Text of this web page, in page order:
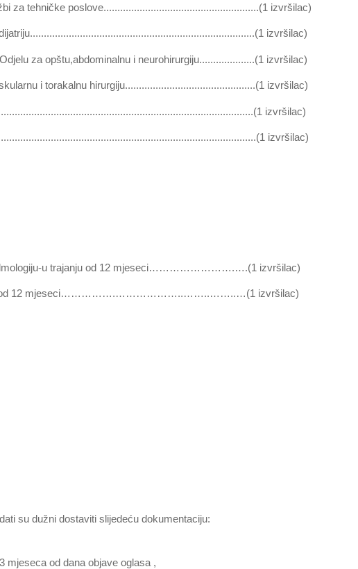
za tehničke poslove........................................................(1 izvršilac)
izvršilac)
za opštu,abdominalnu i neurohirurgiju....................(1 izvršilac)
i torakalnu hirurgiju...............................................(1 izvršilac)
izvršilac)
izvršilac)
u trajanju od 12 mjeseci…………………….….(1 izvršilac)
od 12 mjeseci…………….………………..……..……..…(1 izvršilac)
su dužni dostaviti slijedeću dokumentaciju:
mjeseca od dana objave oglasa ,